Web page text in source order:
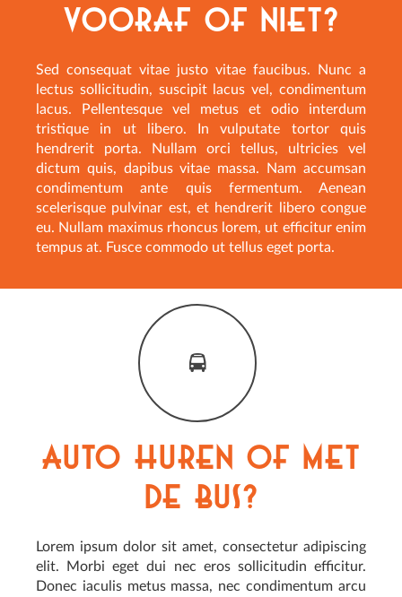
vooraf of niet?
Sed consequat vitae justo vitae faucibus. Nunc a
lectus sollicitudin, suscipit lacus vel, condimentum
lacus. Pellentesque vel metus et odio interdum
tristique in ut libero. In vulputate tortor quis
hendrerit porta. Nullam orci tellus, ultricies vel
dictum quis, dapibus vitae massa. Nam accumsan
condimentum ante quis fermentum. Aenean
scelerisque pulvinar est, et hendrerit libero congue
eu. Nullam maximus rhoncus lorem, ut efficitur enim
tempus at. Fusce commodo ut tellus eget porta.
Auto huren of met
de bus?
Lorem ipsum dolor sit amet, consectetur adipiscing
elit. Morbi eget dui nec eros sollicitudin efficitur.
Donec iaculis metus massa, nec condimentum arcu